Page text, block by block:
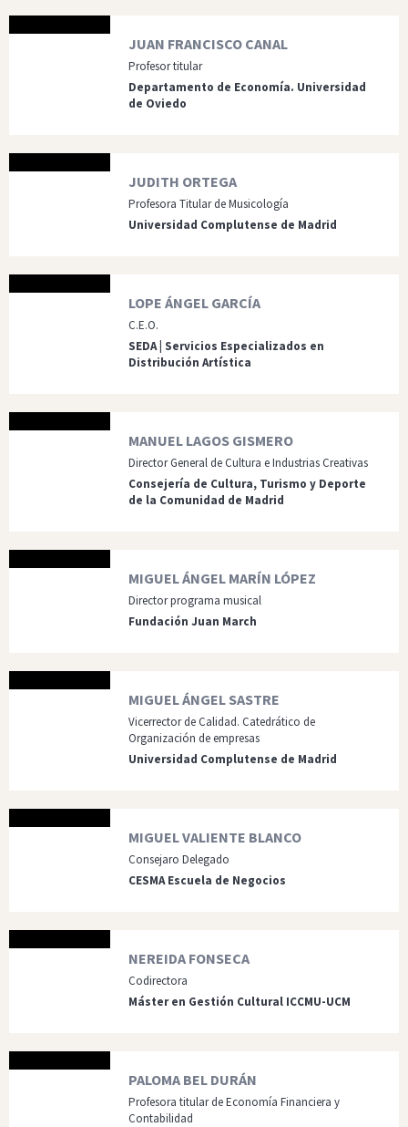
JUAN FRANCISCO CANAL
Profesor titular
Departamento de Economía. Universidad
de Oviedo
JUDITH ORTEGA
Profesora Titular de Musicología
Universidad Complutense de Madrid
LOPE ÁNGEL GARCÍA
C.E.O.
SEDA | Servicios Especializados en
Distribución Artística
MANUEL LAGOS GISMERO
Director General de Cultura e Industrias Creativas
Consejería de Cultura, Turismo y Deporte
de la Comunidad de Madrid
MIGUEL ÁNGEL MARÍN LÓPEZ
Director programa musical
Fundación Juan March
MIGUEL ÁNGEL SASTRE
Vicerrector de Calidad. Catedrático de
Organización de empresas
Universidad Complutense de Madrid
MIGUEL VALIENTE BLANCO
Consejaro Delegado
CESMA Escuela de Negocios
NEREIDA FONSECA
Codirectora
Máster en Gestión Cultural ICCMU-UCM
PALOMA BEL DURÁN
Profesora titular de Economía Financiera y
Contabilidad